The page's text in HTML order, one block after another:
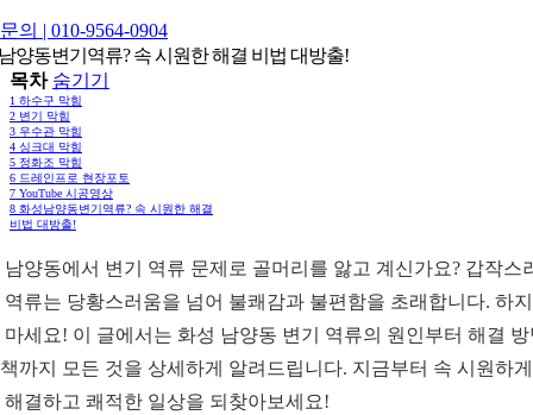
의 | 010-9564-0904
양동변기역류? 속 시원한 해결 비법 대방출!
목차 숨기기
1 하수구 막힘
2 변기 막힘
3 우수관 막힘
4 싱크대 막힘
5 정화조 막힘
6 드레인프로 현장포토
7 YouTube 시공영상
8 화성남양동변기역류? 속 시원한 해결
비법 대방출!
남양동에서 변기 역류 문제로 골머리를 앓고 계신가요? 갑작스
역류는 당황스러움을 넘어 불쾌감과 불편함을 초래합니다. 하
마세요! 이 글에서는 화성 남양동 변기 역류의 원인부터 해결 방
까지 모든 것을 상세하게 알려드립니다. 지금부터 속 시원하
해결하고 쾌적한 일상을 되찾아보세요!